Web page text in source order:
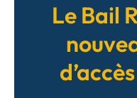
Le Bail